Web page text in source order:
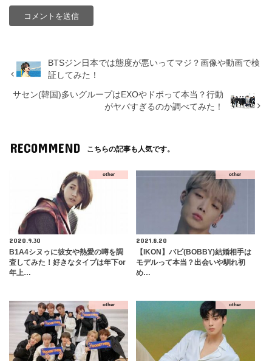
BTSジン日本では態度が悪いってマジ？画像や動画で検
証してみた！
サセン(韓国)多いグループはEXOやドボって本当？行動
がヤバすぎるのか調べてみた！
RECOMMEND こちらの記事も人気です。
other
2020.9.30
B1A4シヌゥに彼女や熱愛の噂を調
査してみた！好きなタイプは年下or
年上…
other
2021.8.20
【IKON】バビ(BOBBY)結婚相手は
モデルって本当？出会いや馴れ初
め…
other other